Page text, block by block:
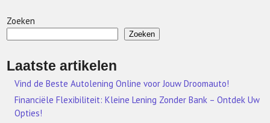
Zoeken
Zoeken
Laatste artikelen
Vind de Beste Autolening Online voor Jouw Droomauto!
Financiële Flexibiliteit: Kleine Lening Zonder Bank – Ontdek Uw
Opties!